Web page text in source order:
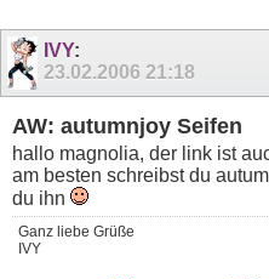
IVY:
23.02.2006 21:18
AW: autumnjoy Seifen
hallo magnolia, der link ist
am besten schreibst du
du ihn
Ganz liebe Grüße
IVY